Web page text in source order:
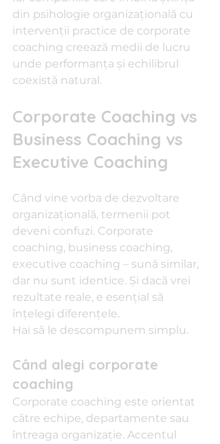
din psihologie organizațională cu
intervenții practice de corporate
coaching creează medii de lucru
unde performanța și echilibrul
coexistă natural.
Corporate Coaching vs
Business Coaching vs
Executive Coaching
Când vine vorba de dezvoltare
organizațională, termenii pot
deveni confuzi. Corporate
coaching, business coaching,
executive coaching – sună similar,
dar nu sunt identice. Și dacă vrei
rezultate reale, e esențial să
înțelegi diferențele.
Hai să le descompunem simplu.
Când alegi corporate
coaching
Corporate coaching este orientat
către echipe, departamente sau
întreaga organizație. Accentul